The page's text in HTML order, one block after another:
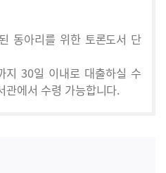
동아리를 위한 토론도서 단
지 30일 이내로 대출하실 수
관에서 수령 가능합니다.